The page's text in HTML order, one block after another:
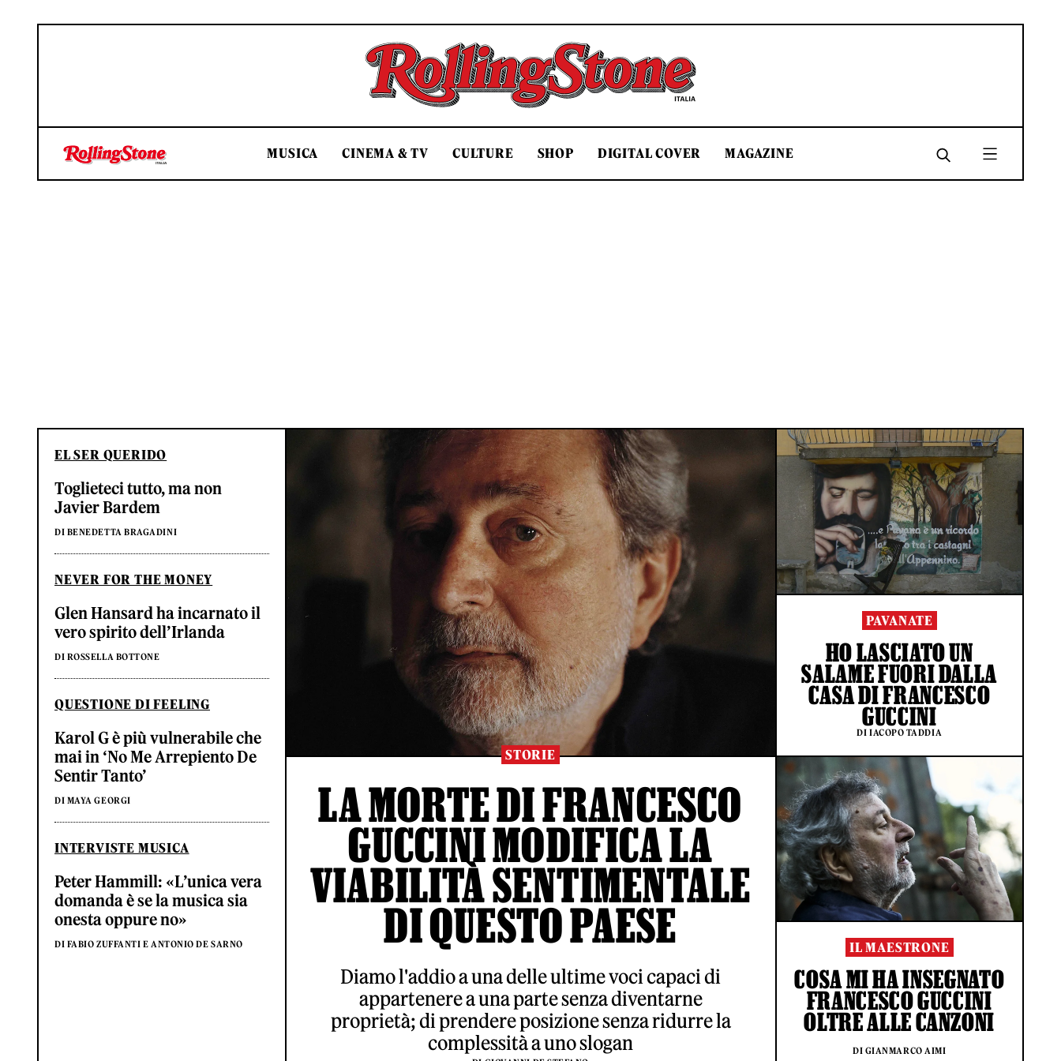
Rolling Stone Italia
MUSICA CINEMA & TV CULTURE SHOP DIGITAL COVER MAGAZINE
EL SER QUERIDO
Toglieteci tutto, ma non
Javier Bardem
DI BENEDETTA BRAGADINI
NEVER FOR THE MONEY
Glen Hansard ha incarnato il
vero spirito dell’Irlanda
DI ROSSELLA BOTTONE
QUESTIONE DI FEELING
Karol G è più vulnerabile che
mai in ‘No Me Arrepiento De
Sentir Tanto’
DI MAYA GEORGI
INTERVISTE MUSICA
Peter Hammill: «L’unica vera
domanda è se la musica sia
onesta oppure no»
DI FABIO ZUFFANTI E ANTONIO DE SARNO
STORIE
LA MORTE DI FRANCESCO
GUCCINI MODIFICA LA
VIABILITÀ SENTIMENTALE
DI QUESTO PAESE
Diamo l'addio a una delle ultime voci capaci di
appartenere a una parte senza diventarne
proprietà; di prendere posizione senza ridurre la
complessità a uno slogan
PAVANATE
HO LASCIATO UN
SALAME FUORI DALLA
CASA DI FRANCESCO
GUCCINI
DI IACOPO TADDIA
IL MAESTRONE
COSA MI HA INSEGNATO
FRANCESCO GUCCINI
OLTRE ALLE CANZONI
DI GIANMARCO AIMI